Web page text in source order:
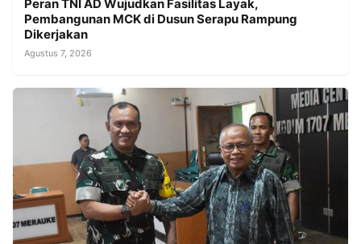
Peran TNI AD Wujudkan Fasilitas Layak,
Pembangunan MCK di Dusun Serapu Rampung
Dikerjakan
Agustus 7, 2026